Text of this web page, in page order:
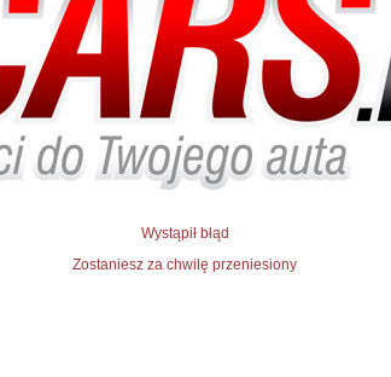
Wystąpił błąd
Zostaniesz za chwilę przeniesiony